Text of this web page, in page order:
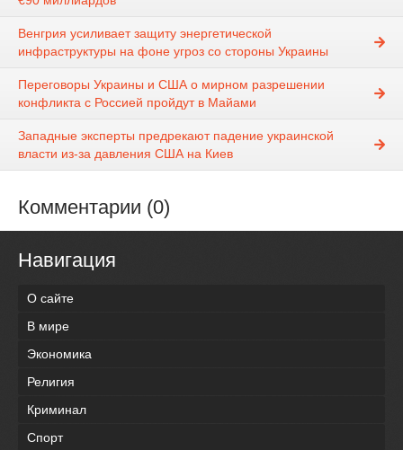
Венгрия усиливает защиту энергетической
инфраструктуры на фоне угроз со стороны Украины
Переговоры Украины и США о мирном разрешении
конфликта с Россией пройдут в Майами
Западные эксперты предрекают падение украинской
власти из-за давления США на Киев
Комментарии (0)
Навигация
О сайте
В мире
Экономика
Религия
Криминал
Спорт